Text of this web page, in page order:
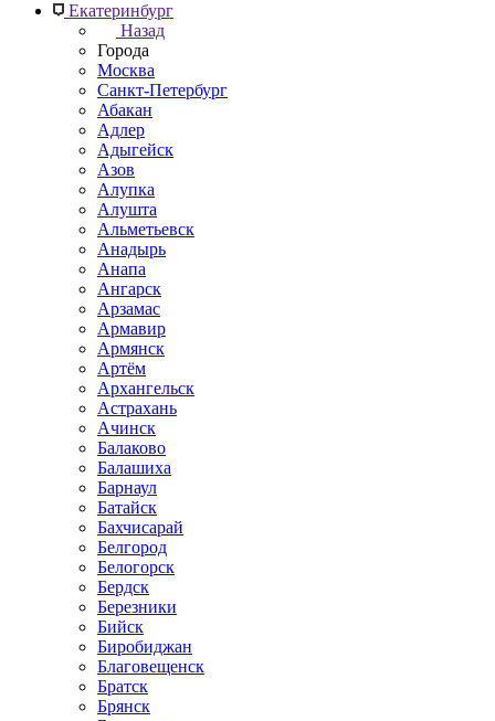
Екатеринбург
Назад
Города
Москва
Санкт-Петербург
Абакан
Адлер
Адыгейск
Азов
Алупка
Алушта
Альметьевск
Анадырь
Анапа
Ангарск
Арзамас
Армавир
Армянск
Артём
Архангельск
Астрахань
Ачинск
Балаково
Балашиха
Барнаул
Батайск
Бахчисарай
Белгород
Белогорск
Бердск
Березники
Бийск
Биробиджан
Благовещенск
Братск
Брянск